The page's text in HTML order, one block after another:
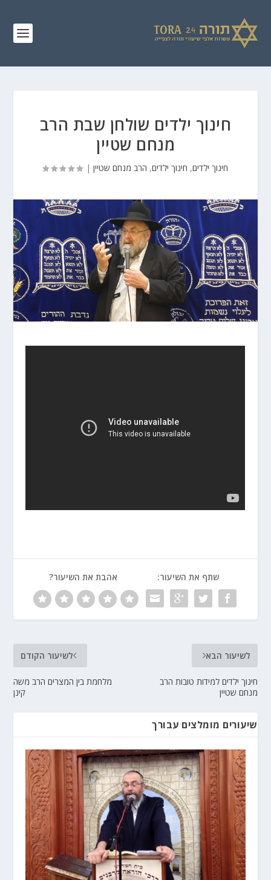
חינוך ילדים שולחן שבת הרב
מנחם שטיין
חינוך ילדים, חינוך ילדים, הרב מנחם שטיין |
שתף את השיעור: אהבת את השיעור?
לשיעור הקודם
מלחמת בין המצרים הרב משה
קינן
לשיעור הבא
חינוך ילדים למידות טובות הרב
מנחם שטיין
שיעורים מומלצים עבורך